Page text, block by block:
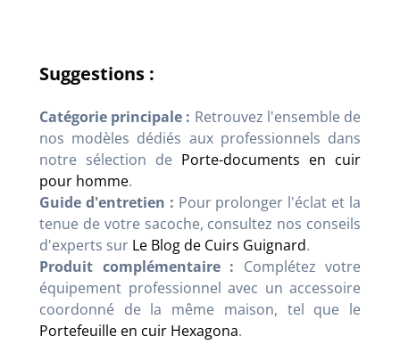
Suggestions :
Catégorie principale : Retrouvez l'ensemble de
nos modèles dédiés aux professionnels dans
notre sélection de Porte-documents en cuir
pour homme.
Guide d'entretien : Pour prolonger l'éclat et la
tenue de votre sacoche, consultez nos conseils
d'experts sur Le Blog de Cuirs Guignard.
Produit complémentaire : Complétez votre
équipement professionnel avec un accessoire
coordonné de la même maison, tel que le
Portefeuille en cuir Hexagona.